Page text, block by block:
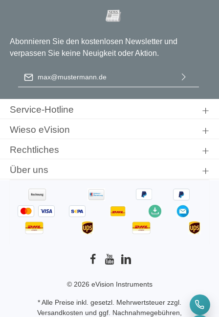
Abonnieren Sie den kostenlosen Newsletter und
verpassen Sie keine Neuigkeit oder Aktion.
E-Mail-Adresse
einverstanden.
Service-Hotline
Wieso eVision
Rechtliches
Über uns
© 2026 eVision Instruments
* Alle Preise inkl. gesetzl. Mehrwertsteuer zzgl.
Versandkosten und ggf. Nachnahmegebühren,